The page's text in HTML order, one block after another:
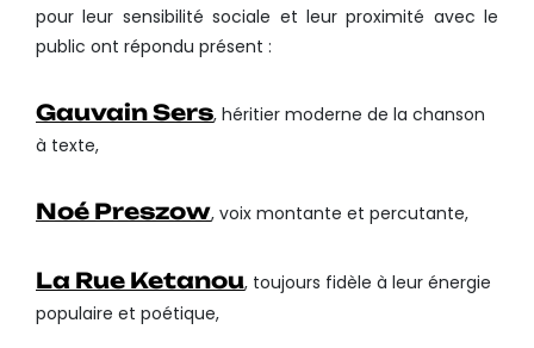
pour leur sensibilité sociale et leur proximité avec le
public ont répondu présent :
Gauvain Sers, héritier moderne de la chanson
à texte,
Noé Preszow, voix montante et percutante,
La Rue Ketanou, toujours fidèle à leur énergie
populaire et poétique,